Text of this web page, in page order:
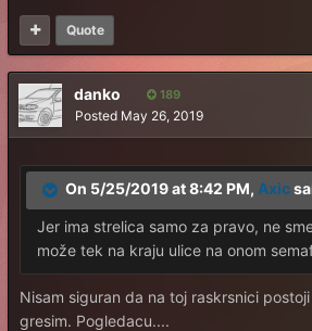
Quote
danko 189
Posted May 26, 2019
On 5/25/2019 at 8:42 PM, Axic
Jer ima strelica samo za pravo, ne
može tek na kraju ulice na onom
Nisam siguran da na toj raskrsnici
gresim. Pogledacu....